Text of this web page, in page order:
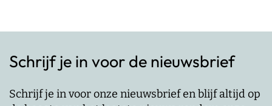
Schrijf je in voor de nieuwsbrief
Schrijf je in voor onze nieuwsbrief en blijf altijd op